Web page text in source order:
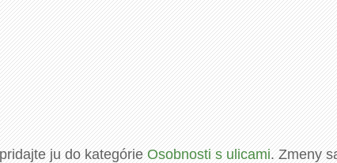
ju do kategórieOsobnosti s ulicami. Zmeny